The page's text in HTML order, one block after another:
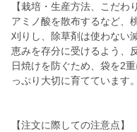
【栽培・生産方法、こだわり
アミノ酸を散布するなど、
刈りし、除草剤は使わない
恵みを存分に受けるよう、
日焼けを防ぐため、袋を2
っぷり大切に育てています。
【注文に際しての注意点】